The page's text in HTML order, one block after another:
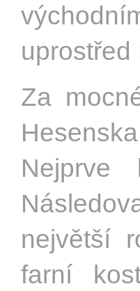
uprostřed
Za
Nejprve
největší
farní